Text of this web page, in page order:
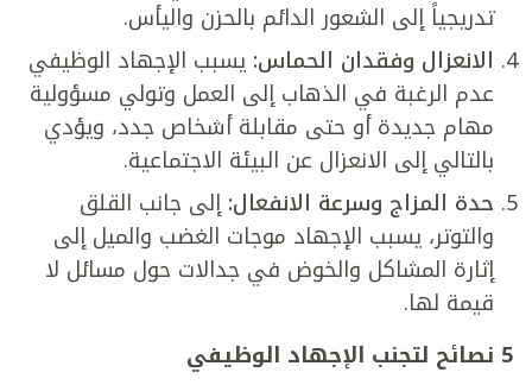
تدريجياً إلى الشعور الدائم بالحزن واليأس.
الانعزال وفقدان الحماس: يسبب الإجهاد الوظيفي
عدم الرغبة في الذهاب إلى العمل وتولي مسؤولية
مهام جديدة أو حتى مقابلة أشخاص جدد، ويؤدي
بالتالي إلى الانعزال عن البيئة الاجتماعية.
حدة المزاج وسرعة الانفعال:إلى جانب القلق
والتوتر، يسبب الإجهاد موجات الغضب والميل إلى
إثارة المشاكل والخوض في جدالات حول مسائل لا
قيمة لها.
5 نصائح لتجنب الإجهاد الوظيفي